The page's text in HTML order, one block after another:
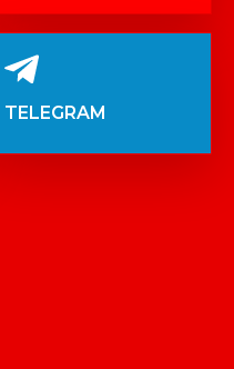
TELEGRAM